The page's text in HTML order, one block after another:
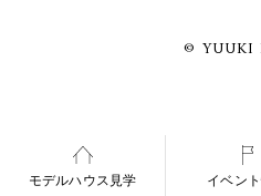
© YUUKI
モデルハウス見学 イベン